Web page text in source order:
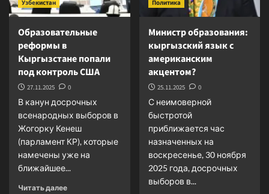
Узбекистан
Образовательные
реформы в
Кыргызстане попали
под контроль США
27.11.2025 0
В канун досрочных
всенародных выборов в
Жогорку Кенеш
(парламент КР), которые
намечены уже на
ближайшее...
Читать далееПрочитать
Политика
Министр образования:
кыргызский язык с
американским
акцентом?
25.11.2025 0
С неимоверной
быстротой
приближается час
назначенных на
воскресенье, 30 ноября
2025 года, досрочных
выборов в...